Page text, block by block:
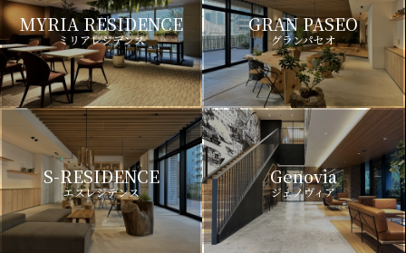
MYRIA RESIDENCE
ミリアレジデンス
GRAN PASEO
グランパセオ
S-RESIDENCE
エスレジデンス
Genovia
ジェノヴィア